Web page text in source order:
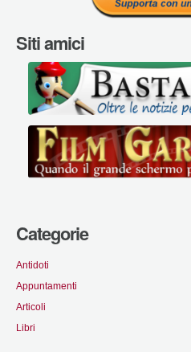
Siti amici
Categorie
Antidoti
Appuntamenti
Articoli
Libri